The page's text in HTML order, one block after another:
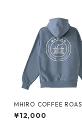
MHIRO COFFEE
裏起毛ジップパーカー
¥12,000